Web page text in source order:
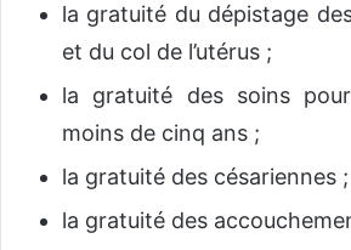
la gratuité du dépistage
et du col de l’utérus ;
la gratuité des soins
moins de cinq ans ;
la gratuité des césariennes ;
la gratuité des